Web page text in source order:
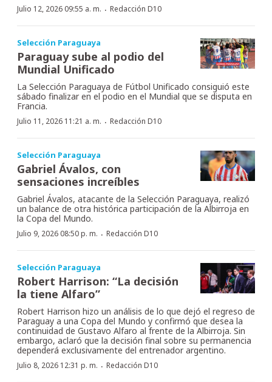
Julio 12, 2026 09:55 a. m. · Redacción D10
Selección Paraguaya
Paraguay sube al podio del
Mundial Unificado
La Selección Paraguaya de Fútbol Unificado consiguió este
sábado finalizar en el podio en el Mundial que se disputa en
Francia.
Julio 11, 2026 11:21 a. m. · Redacción D10
Selección Paraguaya
Gabriel Ávalos, con
sensaciones increíbles
Gabriel Ávalos, atacante de la Selección Paraguaya, realizó
un balance de otra histórica participación de la Albirroja en
la Copa del Mundo.
Julio 9, 2026 08:50 p. m. · Redacción D10
Selección Paraguaya
Robert Harrison: “La decisión
la tiene Alfaro”
Robert Harrison hizo un análisis de lo que dejó el regreso de
Paraguay a una Copa del Mundo y confirmó que desea la
continuidad de Gustavo Alfaro al frente de la Albirroja. Sin
embargo, aclaró que la decisión final sobre su permanencia
dependerá exclusivamente del entrenador argentino.
Julio 8, 2026 12:31 p. m. · Redacción D10